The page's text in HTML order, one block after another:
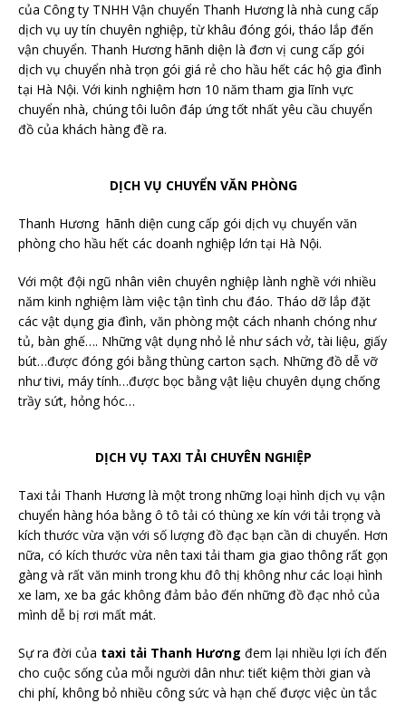
của Công ty TNHH Vận chuyển Thanh Hương là nhà cung cấp
dịch vụ uy tín chuyên nghiệp, từ khâu đóng gói, tháo lắp đến
vận chuyển. Thanh Hương hãnh diện là đơn vị cung cấp gói
dịch vụ chuyển nhà trọn gói giá rẻ cho hầu hết các hộ gia đình
tại Hà Nội. Với kinh nghiệm hơn 10 năm tham gia lĩnh vực
chuyển nhà, chúng tôi luôn đáp ứng tốt nhất yêu cầu chuyển
đồ của khách hàng đề ra.
DỊCH VỤ CHUYỂN VĂN PHÒNG
Thanh Hương hãnh diện cung cấp gói dịch vụ chuyển văn
phòng cho hầu hết các doanh nghiệp lớn tại Hà Nội.
Với một đội ngũ nhân viên chuyên nghiệp lành nghề với nhiều
năm kinh nghiệm làm việc tận tình chu đáo. Tháo dỡ lắp đặt
các vật dụng gia đình, văn phòng một cách nhanh chóng như
tủ, bàn ghế…. Những vật dụng nhỏ lẻ như sách vở, tài liệu, giấy
bút…được đóng gói bằng thùng carton sạch. Những đồ dễ vỡ
như tivi, máy tính…được bọc bằng vật liệu chuyên dụng chống
trầy sứt, hỏng hóc…
DỊCH VỤ TAXI TẢI CHUYÊN NGHIỆP
Taxi tải Thanh Hương là một trong những loại hình dịch vụ vận
chuyển hàng hóa bằng ô tô tải có thùng xe kín với tải trọng và
kích thước vừa vặn với số lượng đồ đạc bạn cần di chuyển. Hơn
nữa, có kích thước vừa nên taxi tải tham gia giao thông rất gọn
gàng và rất văn minh trong khu đô thị không như các loại hình
xe lam, xe ba gác không đảm bảo đến những đồ đạc nhỏ của
mình dễ bị rơi mất mát.
Sự ra đời của taxi tải Thanh Hương đem lại nhiều lợi ích đến
cho cuộc sống của mỗi người dân như: tiết kiệm thời gian và
chi phí, không bỏ nhiều công sức và hạn chế được việc ùn tắc